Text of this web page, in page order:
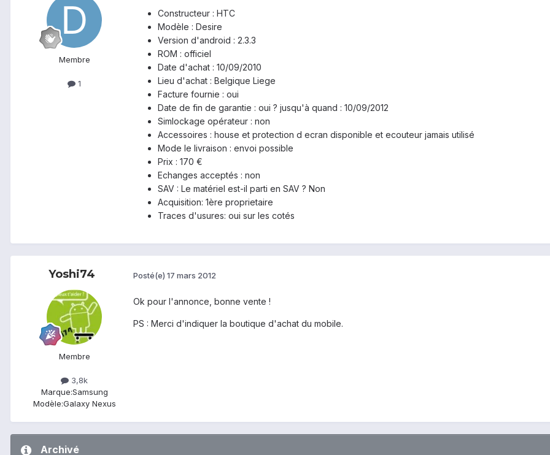
Membre
1
Constructeur : HTC
Modèle : Desire
Version d'android : 2.3.3
ROM : officiel
Date d'achat : 10/09/2010
Lieu d'achat : Belgique Liege
Facture fournie : oui
Date de fin de garantie : oui ? jusqu'à quand : 10/09/2012
Simlockage opérateur : non
Accessoires : house et protection d ecran disponible et ecouteur jamais utilisé
Mode le livraison : envoi possible
Prix : 170 €
Echanges acceptés : non
SAV : Le matériel est-il parti en SAV ? Non
Acquisition: 1ère proprietaire
Traces d'usures: oui sur les cotés
Yoshi74
Membre
3,8k
Marque:Samsung
Modèle:Galaxy Nexus
Posté(e) 17 mars 2012
Ok pour l'annonce, bonne vente !
PS : Merci d'indiquer la boutique d'achat du mobile.
Archivé